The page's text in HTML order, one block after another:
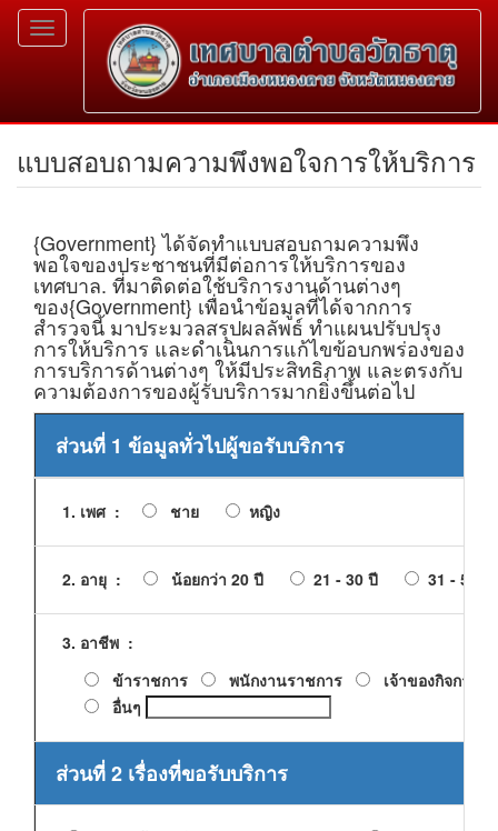
Toggle
navigation
แบบสอบถามความพึงพอใจการให้บริการ
{Government} ได้จัดทำแบบสอบถามความพึง
พอใจของประชาชนที่มีต่อการให้บริการของ
เทศบาล. ที่มาติดต่อใช้บริการงานด้านต่างๆ
ของ{Government} เพื่อนำข้อมูลที่ได้จากการ
สำรวจนี้ มาประมวลสรุปผลลัพธ์ ทำแผนปรับปรุง
การให้บริการ และดำเนินการแก้ไขข้อบกพร่องของ
การบริการด้านต่างๆ ให้มีประสิทธิภาพ และตรงกับ
ความต้องการของผู้รับบริการมากยิ่งขึ้นต่อไป
ส่วนที่ 1 ข้อมูลทั่วไปผู้ขอรับบริการ
1. เพศ : ชาย หญิง
2. อายุ : น้อยกว่า 20 ปี 21 - 30 ปี 31 - 50 ปี
3. อาชีพ :
ข้าราชการ
พนักงานราชการ
เจ้าของกิจการ
อื่นๆ
ส่วนที่ 2 เรื่องที่ขอรับบริการ